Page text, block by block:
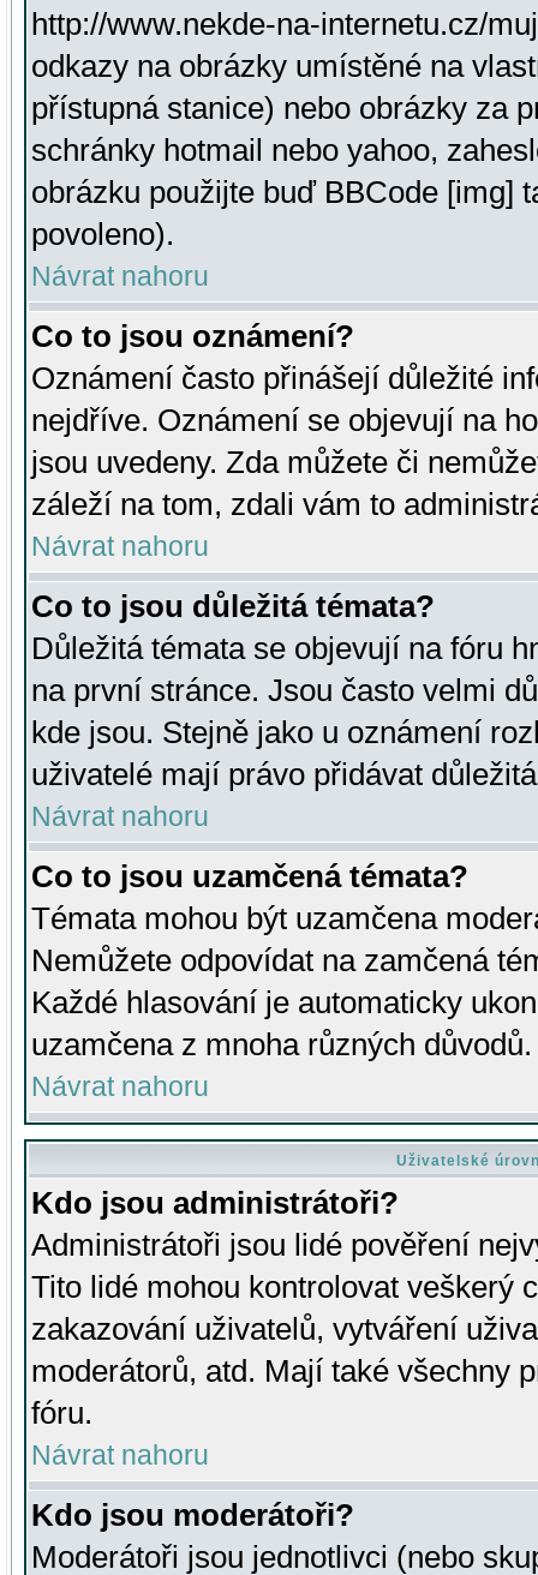
http://www.nekde-na-internetu.cz/
odkazy na obrázky umístěné na
přístupná stanice) nebo obrázky za
schránky hotmail nebo yahoo,
obrázku použijte buď BBCode [img]
povoleno).
Návrat nahoru
Co to jsou oznámení?
Oznámení často přinášejí důležité
nejdříve. Oznámení se objevují na
jsou uvedeny. Zda můžete či
záleží na tom, zdali vám to
Návrat nahoru
Co to jsou důležitá témata?
Důležitá témata se objevují na fóru
na první stránce. Jsou často velmi
kde jsou. Stejně jako u oznámení
uživatelé mají právo přidávat
Návrat nahoru
Co to jsou uzamčená témata?
Témata mohou být uzamčena
Nemůžete odpovídat na zamčená
Každé hlasování je automaticky
uzamčena z mnoha různých důvodů.
Návrat nahoru
Uživatelské
Kdo jsou administrátoři?
Administrátoři jsou lidé pověření
Tito lidé mohou kontrolovat veškerý
zakazování uživatelů, vytváření
moderátorů, atd. Mají také všechny
fóru.
Návrat nahoru
Kdo jsou moderátoři?
Moderátoři jsou jednotlivci (nebo